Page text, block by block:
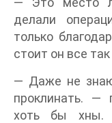
делали
только
стоит он все
— Даже не
проклинать. —
хоть бы хны.